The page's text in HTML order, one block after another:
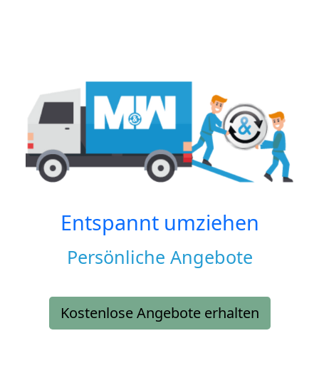
Entspannt umziehen
Persönliche Angebote
Kostenlose Angebote erhalten